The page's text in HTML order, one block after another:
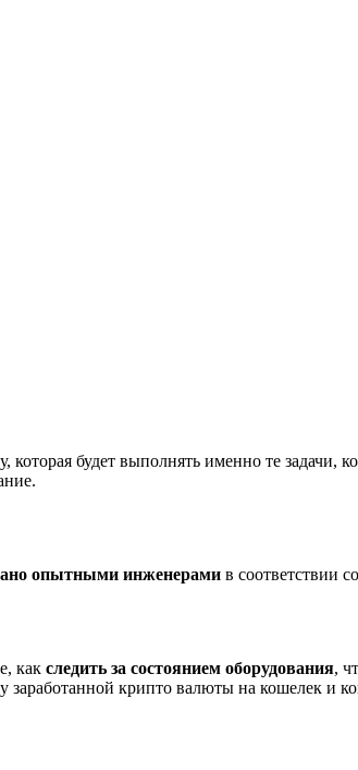
будет выполнять именно те задачи,
опытными инженерами в соответствии
как следить за состоянием оборудования,
крипто валюты на кошелек и